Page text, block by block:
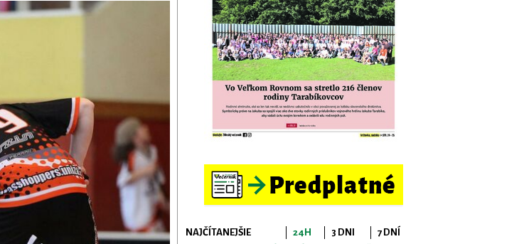
NAJČÍTANEJŠIE 24H 3 DNI
7 DNÍ